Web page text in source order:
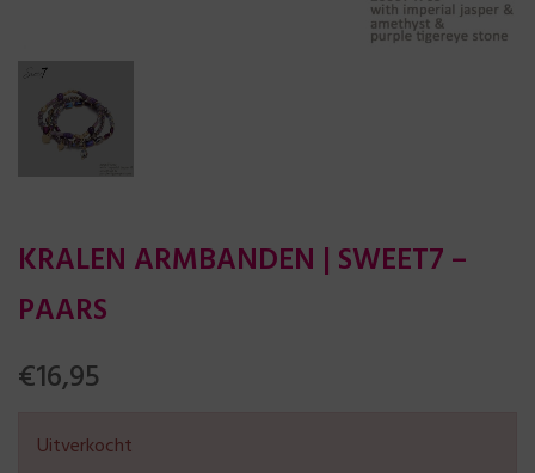
KRALEN ARMBANDEN | SWEET7 –
PAARS
€16,95
Uitverkocht